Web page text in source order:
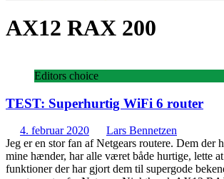
AX12 RAX 200
Editors choice
TEST: Superhurtig WiFi 6 router
4. februar 2020
Lars Bennetzen
Jeg er en stor fan af Netgears routere. Dem der
mine hænder, har alle været både hurtige, lette
funktioner der har gjort dem til supergode